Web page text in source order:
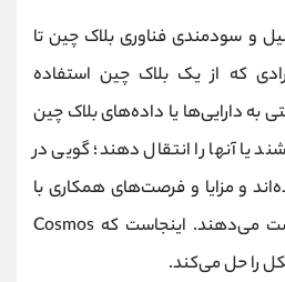
و سودمندی فناوری بلاک چین تا
که از یک بلاک چین استفاده
به دارایی‌ها یا داده‌های بلاک چین
یا آنها را انتقال دهند؛ گویی در
و مزایا و فرصت‌های همکاری با
سایر بلاک چین‌ها را از دست می‌دهند. اینجاست که Cosmos
را حل می‌کند.